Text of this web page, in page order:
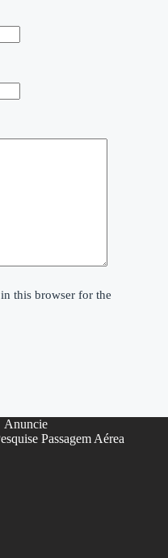
this browser for the
Anuncie
Passagem Aérea